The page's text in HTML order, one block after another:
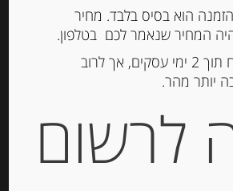
MULINO
,גריסיני,טוסטונים,
הוא בסיס בלבד. מחיר
המחיר שנאמר לכם בטלפון.
מתחייבים למשלוח תוך 2 ימי עסקים, אך לרוב
יותר מהר.
לרשום